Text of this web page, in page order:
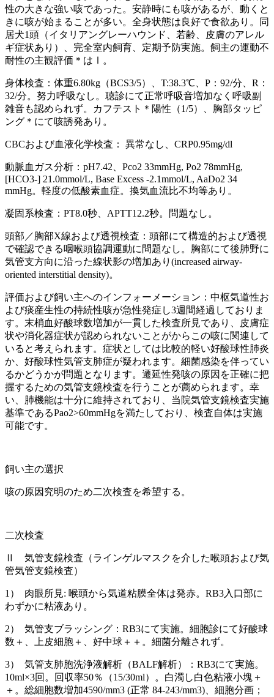
性の大きな強い咳であった。安静時にも咳があるが、動くと
きに咳が始まることが多い。全身状態は良好で食欲あり。同
居犬1頭（イタリアングレーハウンド、若齢、皮膚のアレル
ギ症状あり）、完全室内飼育、定期予防実施。飼主の運動不
耐性の主観評価＊はⅠ。
身体検査：体重6.80kg（BCS3/5）、T:38.3℃、P：92/分、R：
32/分。努力呼吸なし。聴診にて正常呼吸音増加なく呼吸副
雑音も認められず。カフテスト＊陽性（1/5）、胸部タッピ
ング＊にて咳誘発あり。
CBCおよび血液化学検査： 異常なし、CRP0.95mg/dl
動脈血ガス分析：pH7.42、Pco2 33mmHg, Po2 78mmHg,
[HCO3-] 21.0mmol/L, Base Excess -2.1mmol/L, AaDo2 34
mmHg。軽度の低酸素血症。換気血流比不均等あり。
凝固系検査：PT8.0秒、APTT12.2秒。問題なし。
頭部／胸部X線および透視検査：頭部にて構造的および透視
で確認できる咽喉頭協調運動に問題なし。胸部にて後肺野に
気管支方向に沿った線状影の増加あり(increased airway-
oriented interstitial density)。
評価および飼い主へのインフォーメーション：中枢気道性お
よび痰産生性の持続性咳が急性発症し3週間経過しておりま
す。末梢血好酸球数増加が一貫した検査所見であり、皮膚症
状や消化器症状が認められないことがからこの咳に関連して
いると考えられます。症状としては比較的軽い好酸球性肺炎
か、好酸球性気管支肺症が疑われます。細菌感染を伴ってい
るかどうかが問題となります。遷延性発咳の原因を正確に把
握するための気管支鏡検査を行うことが薦められます。幸
い、肺機能は十分に維持されており、当院気管支鏡検査実施
基準であるPao2>60mmHgを満たしており、検査自体は実施
可能です。
飼い主の選択
咳の原因究明のため二次検査を希望する。
二次検査
Ⅱ 気管支鏡検査（ラインゲルマスクを介した喉頭および気
管気管支鏡検査）
1） 肉眼所見: 喉頭から気道粘膜全体は発赤。RB3入口部に
わずかに粘液あり。
2） 気管支ブラッシング：RB3にて実施。細胞診にて好酸球
数＋、上皮細胞＋、好中球＋＋。細菌分離されず。
3） 気管支肺胞洗浄液解析（BALF解析）：RB3にて実施。
10ml×3回。回収率50％（15/30ml）。白濁し白色粘液小塊＋
＋。総細胞数増加4590/mm3 (正常 84-243/mm3)、細胞分画；